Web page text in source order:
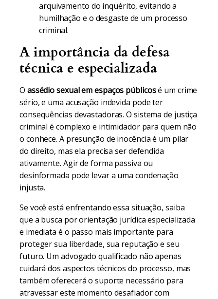
arquivamento do inquérito, evitando a
humilhação e o desgaste de um processo
criminal.
A importância da defesa
técnica e especializada
O assédio sexual em espaços públicosé um crime
sério, e uma acusação indevida pode ter
consequências devastadoras. O sistema de justiça
criminal é complexo e intimidador para quem não
o conhece. A presunção de inocência é um pilar
do direito, mas ela precisa ser defendida
ativamente. Agir de forma passiva ou
desinformada pode levar a uma condenação
injusta.
Se você está enfrentando essa situação, saiba
que a busca por orientação jurídica especializada
e imediata é o passo mais importante para
proteger sua liberdade, sua reputação e seu
futuro. Um advogado qualificado não apenas
cuidará dos aspectos técnicos do processo, mas
também oferecerá o suporte necessário para
atravessar este momento desafiador com